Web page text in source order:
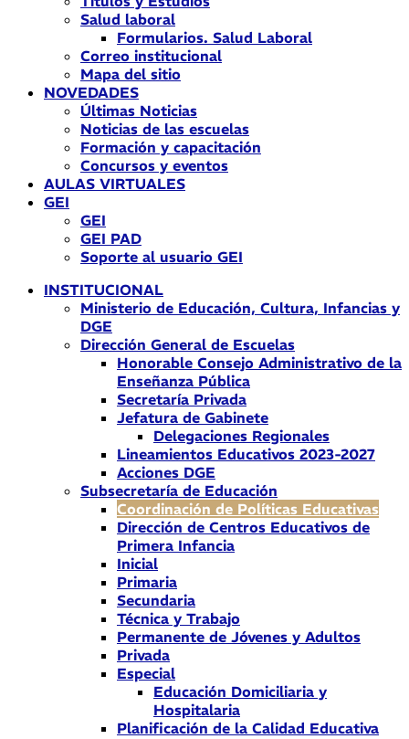
Salud laboral
Formularios. Salud Laboral
Correo institucional
Mapa del sitio
NOVEDADES
Últimas Noticias
Noticias de las escuelas
Formación y capacitación
Concursos y eventos
AULAS VIRTUALES
GEI
GEI
GEI PAD
Soporte al usuario GEI
INSTITUCIONAL
Ministerio de Educación, Cultura, Infancias y
DGE
Dirección General de Escuelas
Honorable Consejo Administrativo de la
Enseñanza Pública
Secretaría Privada
Jefatura de Gabinete
Delegaciones Regionales
Lineamientos Educativos 2023-2027
Acciones DGE
Subsecretaría de Educación
Coordinación de Políticas Educativas
Dirección de Centros Educativos de
Primera Infancia
Inicial
Primaria
Secundaria
Técnica y Trabajo
Permanente de Jóvenes y Adultos
Privada
Especial
Educación Domiciliaria y
Hospitalaria
Planificación de la Calidad Educativa